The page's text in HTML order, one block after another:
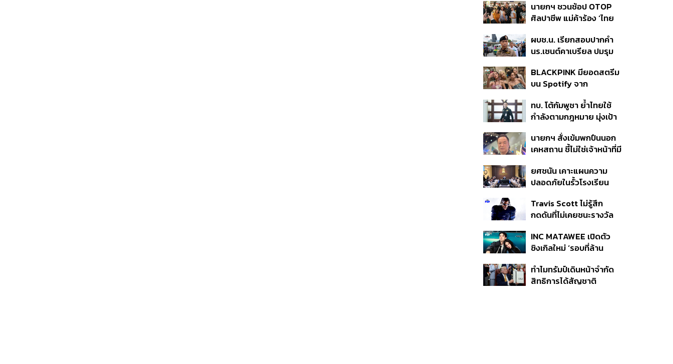
นายกฯ ชวนช้อป OTOP
ศิลปาชีพ แม่ค้าร้อง ‘ไทย
ถามมีต่อไหม นายกฯ ตอบ
‘เดี๋ยวจะพยายาม’
ผบช.น. เรียกสอบปากคำ
นร.เซนต์คาเบรียล ปมรุม
ดำเนินคดีแล้ว
BLACKPINK มียอดสตรีม
บน Spotify จาก
ครั้ง ตลอด 10 ปีที่ผ่านมา
ทบ. โต้กัมพูชา ย้ำไทยใช้
กำลังตามกฎหมาย มุ่งเป้า
หายไทยไม่อาจลบด้วย
ข้อมูลบิดเบือน
นายกฯ สั่งเข้มพกปืนนอก
เคหสถาน ชี้ไม่ใช่เจ้าหน้าที่มี
ก่อเหตุ เจ้าของร่วมรับผิด
ยศชนัน เคาะแผนความ
ปลอดภัยในรั้วโรงเรียน
ดูแล-คุมเข้มคัดกรองสิ่ง
ผิดกฎหมาย
Travis Scott ไม่รู้สึก
กดดันที่ไม่เคยชนะรางวัล
แล้ว 10 ครั้ง
INC MATAWEE เปิดตัว
ซิงเกิลใหม่ ‘รอบที่ล้าน
มาแสดงในมิวสิกวิดีโอ
ทำไมทรัมป์เดินหน้าจำกัด
สิทธิการได้สัญชาติ